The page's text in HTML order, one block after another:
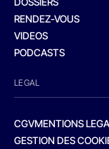
RENDEZ-VOUS
VIDEOS
PODCASTS
LEGAL
CGVMENTIONS
GESTION DES